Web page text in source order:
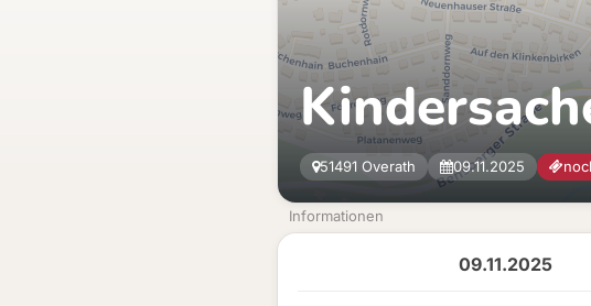
Informationen
09.11.2025
51491 Overath 09.11.2025